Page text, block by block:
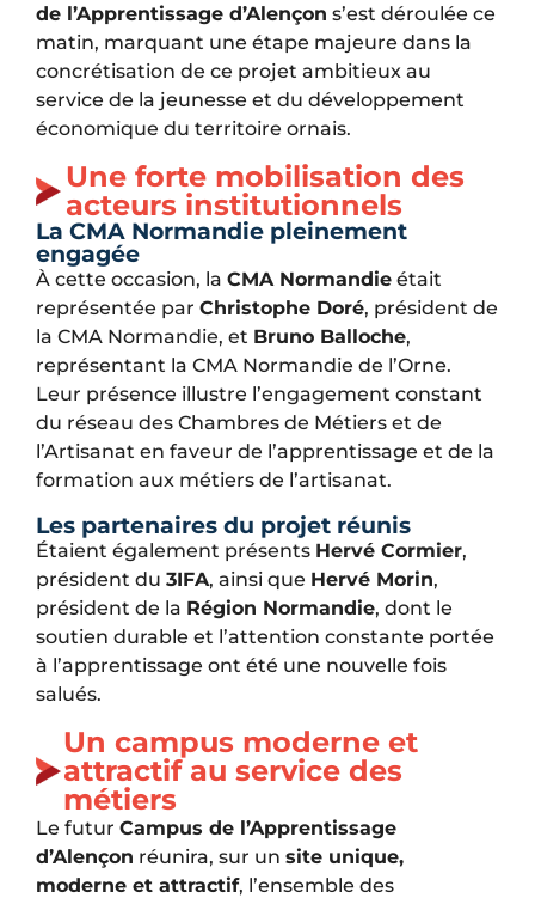
de l’Apprentissage d’Alençon s’est déroulée ce
matin, marquant une étape majeure dans la
concrétisation de ce projet ambitieux au
service de la jeunesse et du développement
économique du territoire ornais.
Une forte mobilisation des
acteurs institutionnels
La CMA Normandie pleinement
engagée
À cette occasion, la CMA Normandie était
représentée par Christophe Doré, président de
la CMA Normandie, et Bruno Balloche,
représentant la CMA Normandie de l’Orne.
Leur présence illustre l’engagement constant
du réseau des Chambres de Métiers et de
l’Artisanat en faveur de l’apprentissage et de la
formation aux métiers de l’artisanat.
Les partenaires du projet réunis
Étaient également présents Hervé Cormier,
président du 3IFA, ainsi que Hervé Morin,
président de la Région Normandie, dont le
soutien durable et l’attention constante portée
à l’apprentissage ont été une nouvelle fois
salués.
Un campus moderne et
attractif au service des
métiers
Le futur Campus de l’Apprentissage
d’Alençon réunira, sur un site unique,
moderne et attractif, l’ensemble des